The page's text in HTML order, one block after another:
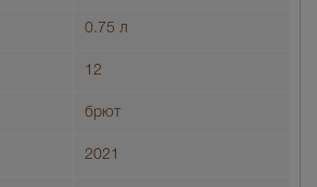
0.75 л
12
брют
2021